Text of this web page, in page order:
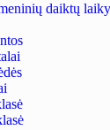
daiktų